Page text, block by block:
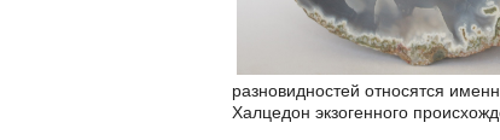
разновидностей относятся
Халцедон экзогенного